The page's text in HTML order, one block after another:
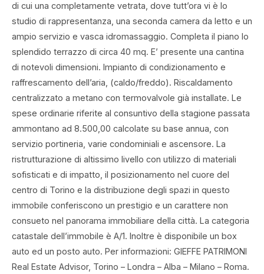
di cui una completamente vetrata, dove tutt’ora vi è lo
studio di rappresentanza, una seconda camera da letto e un
ampio servizio e vasca idromassaggio. Completa il piano lo
splendido terrazzo di circa 40 mq. E’ presente una cantina
di notevoli dimensioni. Impianto di condizionamento e
raffrescamento dell’aria, (caldo/freddo). Riscaldamento
centralizzato a metano con termovalvole già installate. Le
spese ordinarie riferite al consuntivo della stagione passata
ammontano ad 8.500,00 calcolate su base annua, con
servizio portineria, varie condominiali e ascensore. La
ristrutturazione di altissimo livello con utilizzo di materiali
sofisticati e di impatto, il posizionamento nel cuore del
centro di Torino e la distribuzione degli spazi in questo
immobile conferiscono un prestigio e un carattere non
consueto nel panorama immobiliare della città. La categoria
catastale dell’immobile è A/1. Inoltre è disponibile un box
auto ed un posto auto. Per informazioni: GIEFFE PATRIMONI
Real Estate Advisor, Torino – Londra – Alba – Milano – Roma.